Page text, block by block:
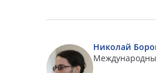
Николай